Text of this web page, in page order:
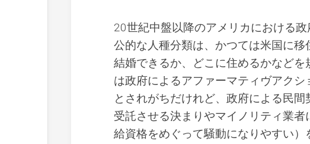
20世紀中盤以降のアメリカにおける
公的な人種分類は、かつては米国に
結婚できるか、どこに住めるかなど
は政府によるアファーマティヴアク
とされがちだけれど、政府による民
受託させる決まりやマイノリティ業
給資格をめぐって騒動になりやすい